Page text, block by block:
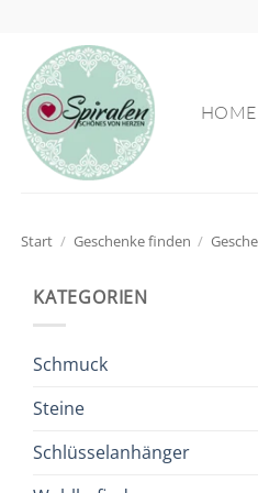
springen
HOME
Start / Geschenke finden /
KATEGORIEN
Schmuck
Steine
Schlüsselanhänger